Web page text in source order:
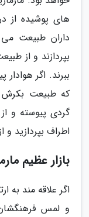
های پوشیده از
داران طبیعت
بپردازند و از
ببرند. اگر
که طبیعت بکرش
گردی پیوسته و
اطراف بپردازید
بازار عظیم
اگر علاقه مند به
و لمس